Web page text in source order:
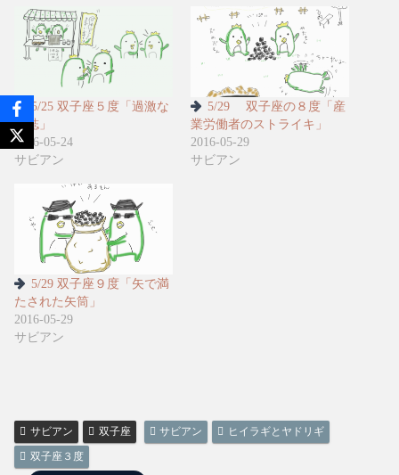
5/25 双子座５度「過激な
雑誌」
2016-05-24
サビアン
5/29 双子座の８度「産
業労働者のストライキ」
2016-05-29
サビアン
5/29 双子座９度「矢で満
たされた矢筒」
2016-05-29
サビアン
サビアン 双子座 サビアン
ヒイラギとヤドリギ
双子座３度